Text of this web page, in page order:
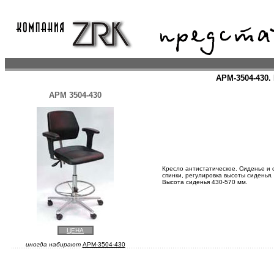
АРМ-3504-430.
АРМ 3504-430
Кресло антистатическое. Сиденье и
спинки, регулировка высоты
Высота сиденья 430-570 мм.
ЦЕНА
иногда набирают APM-3504-430